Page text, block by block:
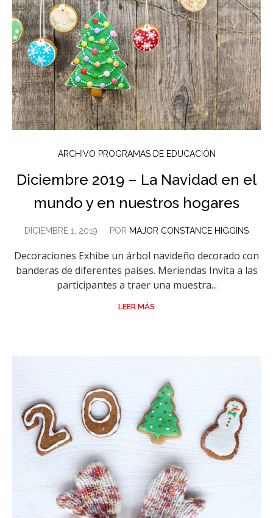
ARCHIVO PROGRAMAS DE EDUCACIÓN
Diciembre 2019 – La Navidad en el
mundo y en nuestros hogares
DICIEMBRE 1, 2019 POR MAJOR CONSTANCE HIGGINS
Decoraciones Exhibe un árbol navideño decorado con
banderas de diferentes países. Meriendas Invita a las
participantes a traer una muestra...
LEER MÁS